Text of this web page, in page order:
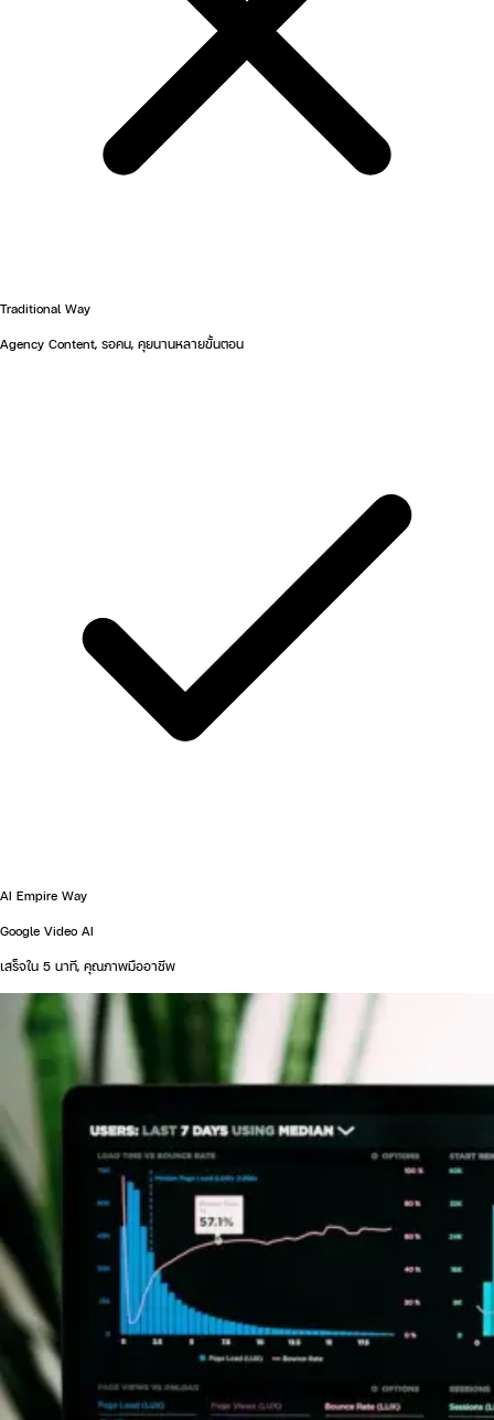
Traditional Way
Agency Content, รอคน, คุยนานหลายขั้นตอน
AI Empire Way
Google Video AI
เสร็จใน 5 นาที, คุณภาพมืออาชีพ